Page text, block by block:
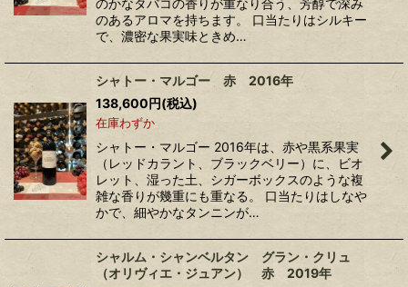
のかなタバコの香りが重なり合う、芳醇で深み
のあるアロマを持ちます。 口当たりはシルキー
で、濃密な果実味ときめ…
シャトー・マルゴー 赤 2016年
138,600円(税込)
在庫わずか
シャトー・マルゴー 2016年は、赤や黒系果実
（レッドカラント、ブラックベリー）に、ビオ
レット、湿った土、シガーボックスのような複
雑な香りが幾重にも重なる。 口当たりはしなや
かで、細やかなタンニンが…
シャルム・シャンベルタン グラン・クリュ
（オリヴィエ・ジュアン） 赤 2019年